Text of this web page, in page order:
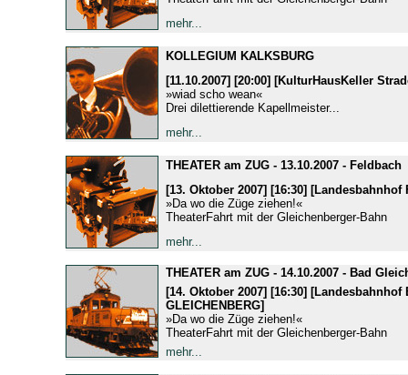
mehr...
KOLLEGIUM KALKSBURG
[11.10.2007] [20:00] [KulturHausKeller
»wiad scho wean«
Drei dilettierende Kapellmeister...
mehr...
THEATER am ZUG - 13.10.2007 - Feldbach
[13. Oktober 2007] [16:30] [Landesbahnhof
»Da wo die Züge ziehen!«
TheaterFahrt mit der Gleichenberger-Bahn
mehr...
THEATER am ZUG - 14.10.2007 - Bad
[14. Oktober 2007] [16:30] [Landesbahnhof
GLEICHENBERG]
»Da wo die Züge ziehen!«
TheaterFahrt mit der Gleichenberger-Bahn
mehr...